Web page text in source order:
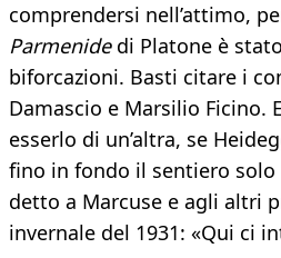
comprendersi nell’attimo,
Parmenidedi Platone è
biforcazioni. Basti citare i
Damascio e Marsilio Ficino.
esserlo di un’altra, se
fino in fondo il sentiero solo
detto a Marcuse e agli altri
invernale del 1931: «Qui ci